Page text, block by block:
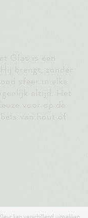
kan verschillend uitpakken